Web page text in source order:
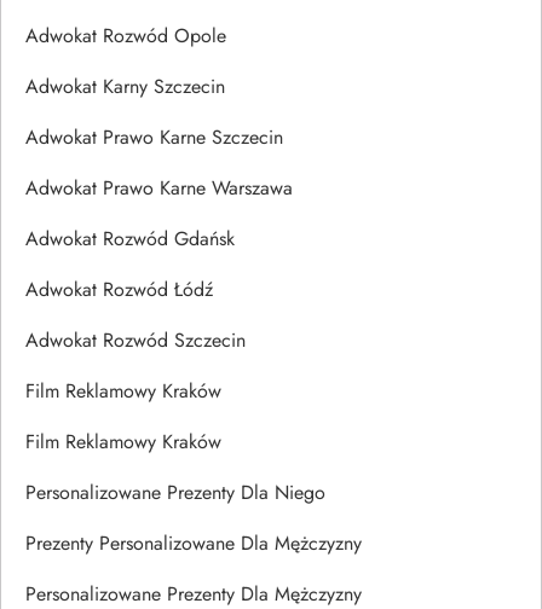
Adwokat Rozwód Opole
Adwokat Karny Szczecin
Adwokat Prawo Karne Szczecin
Adwokat Prawo Karne Warszawa
Adwokat Rozwód Gdańsk
Adwokat Rozwód Łódź
Adwokat Rozwód Szczecin
Film Reklamowy Kraków
Film Reklamowy Kraków
Personalizowane Prezenty Dla Niego
Prezenty Personalizowane Dla Mężczyzny
Personalizowane Prezenty Dla Mężczyzny